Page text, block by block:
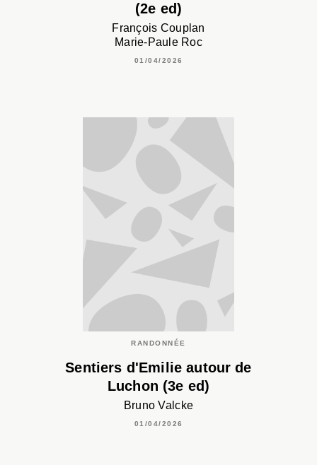
(2e ed)
François Couplan
Marie-Paule Roc
01/04/2026
RANDONNÉE
Sentiers d'Emilie autour de
Luchon (3e ed)
Bruno Valcke
01/04/2026